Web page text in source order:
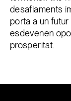
desafiaments
porta a un
esdevenen
prosperitat.